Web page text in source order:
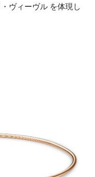
ヴィーヴル を体現し